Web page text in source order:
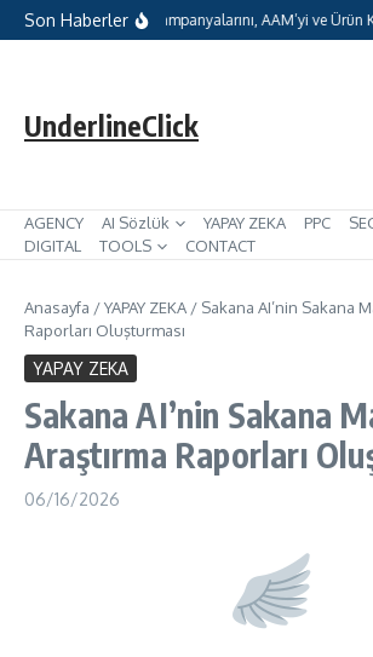
İçeriğe atla
Son Haberler
Reklamları, oCPC Kampanyalarını, AAM’yi ve Ürün
UnderlineClick
AGENCY AI Sözlük YAPAY ZEKA PPC
DIGITAL
TOOLS CONTACT
Anasayfa /YAPAY ZEKA / Sakana AI’nin Sakana
Raporları Oluşturması
YAPAY ZEKA
Sakana AI’nin Sakana
Araştırma Raporları
06/16/2026